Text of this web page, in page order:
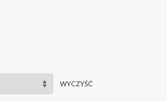
WYCZYŚĆ